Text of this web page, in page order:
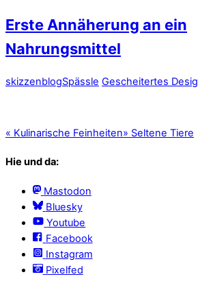
Erste Annäherung an ein
Nahrungsmittel
skizzenblogSpässle Gescheitertes
« Kulinarische Feinheiten» Seltene Tiere
Hie und da:
Mastodon
Bluesky
Youtube
Facebook
Instagram
Pixelfed